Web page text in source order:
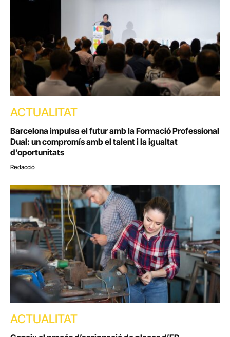
ACTUALITAT
Barcelona impulsa el futur amb la Formació Professional
Dual: un compromís amb el talent i la igualtat
d’oportunitats
Redacció
ACTUALITAT